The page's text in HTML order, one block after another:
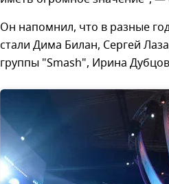
Он напомнил, что в разные
стали Дима Билан, Сергей
группы "Smash", Ирина